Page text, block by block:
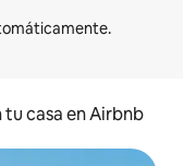
tu casa en Airbnb